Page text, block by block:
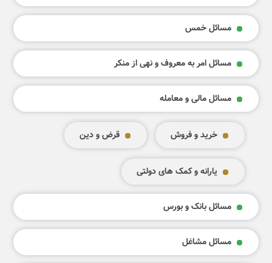
مسائل خمس
مسائل امر به معروف و نهی از منکر
مسائل مالی و معامله
خرید و فروش قرض و دین
یارانه و کمک های دولتی
مسائل بانک و بورس
مسائل مشاغل